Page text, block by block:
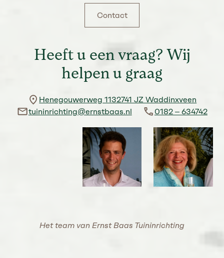
Contact
Heeft u een vraag? Wij
helpen u graag
Henegouwerweg 1132741 JZ Waddinxveen
tuininrichting@ernstbaas.nl
0182 – 634742
Het team van Ernst Baas Tuininrichting